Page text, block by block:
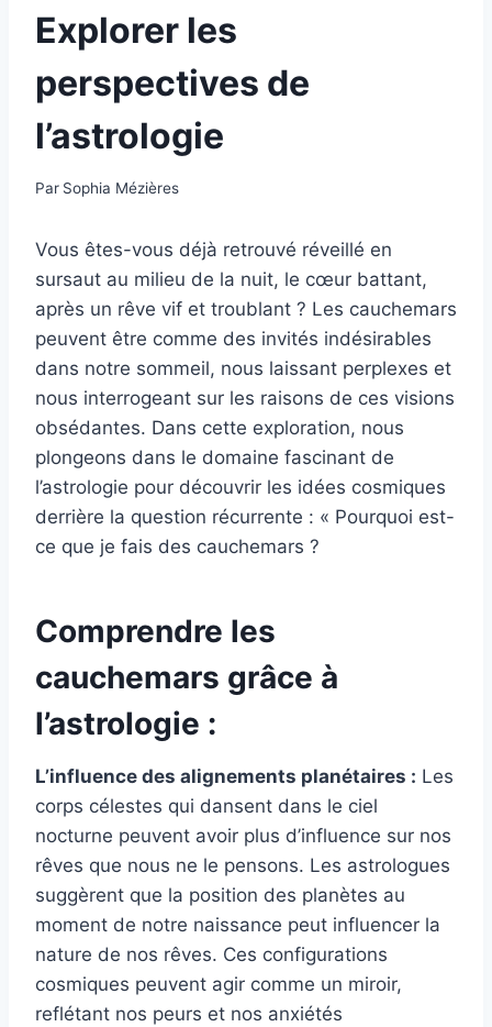
Explorer les
perspectives de
l’astrologie
Par Sophia Mézières
Vous êtes-vous déjà retrouvé réveillé en
sursaut au milieu de la nuit, le cœur battant,
après un rêve vif et troublant ? Les cauchemars
peuvent être comme des invités indésirables
dans notre sommeil, nous laissant perplexes et
nous interrogeant sur les raisons de ces visions
obsédantes. Dans cette exploration, nous
plongeons dans le domaine fascinant de
l’astrologie pour découvrir les idées cosmiques
derrière la question récurrente : « Pourquoi est-
ce que je fais des cauchemars ?
Comprendre les
cauchemars grâce à
l’astrologie :
L’influence des alignements planétaires : Les
corps célestes qui dansent dans le ciel
nocturne peuvent avoir plus d’influence sur nos
rêves que nous ne le pensons. Les astrologues
suggèrent que la position des planètes au
moment de notre naissance peut influencer la
nature de nos rêves. Ces configurations
cosmiques peuvent agir comme un miroir,
reflétant nos peurs et nos anxiétés